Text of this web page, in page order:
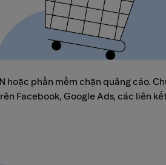
phần mềm chặn quảng cáo.
Facebook, Google Ads, các liên